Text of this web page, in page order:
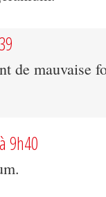
de mauvaise
9h40